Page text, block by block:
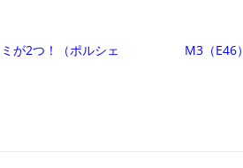
が2つ！（ポルシェ
M3（E46